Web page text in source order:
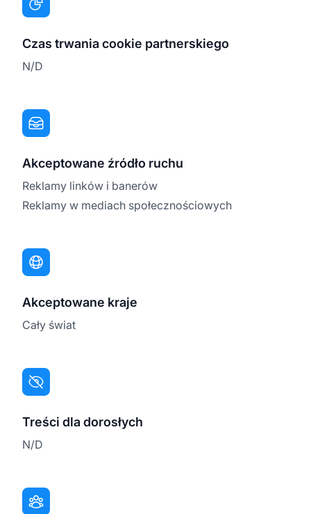
Czas trwania cookie partnerskiego
N/D
Akceptowane źródło ruchu
Reklamy linków i banerów
Reklamy w mediach społecznościowych
Akceptowane kraje
Cały świat
Treści dla dorosłych
N/D